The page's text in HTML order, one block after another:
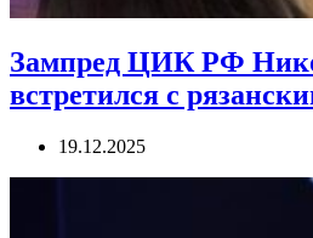
Зампред ЦИК РФ
встретился с
19.12.2025